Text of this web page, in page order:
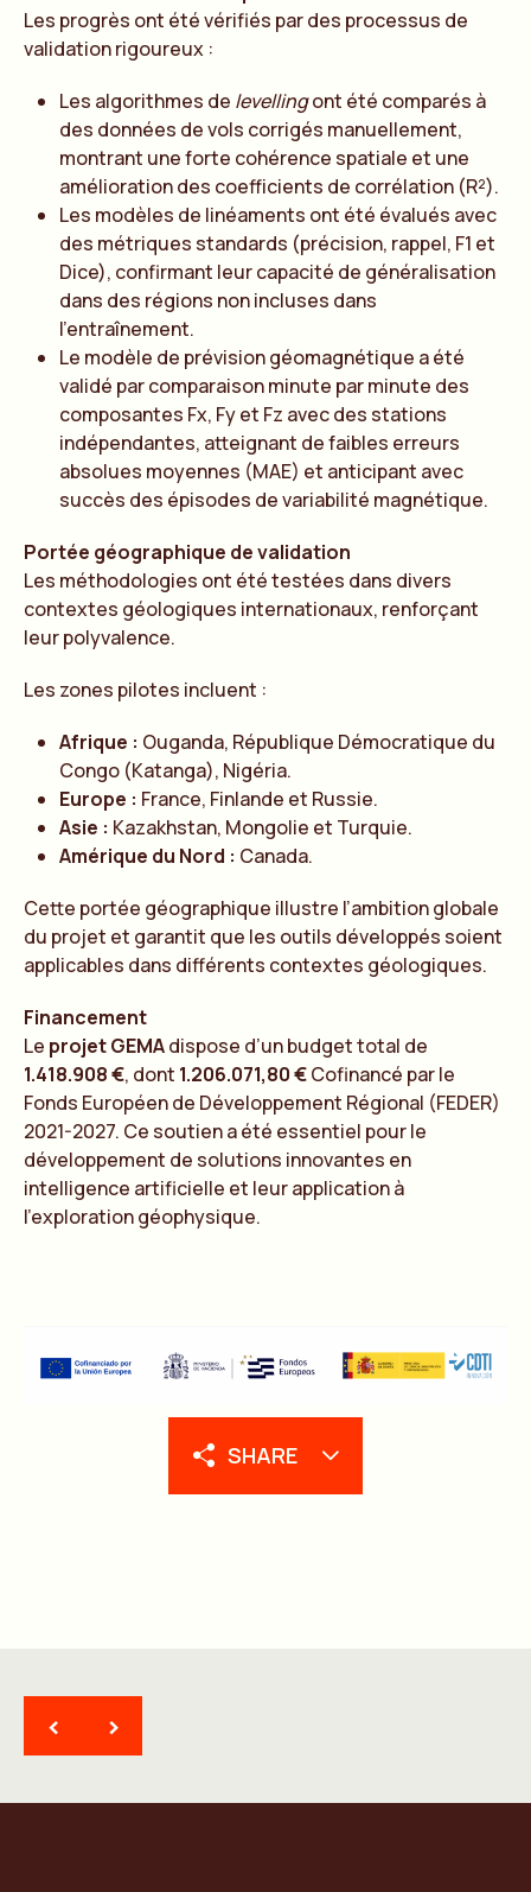
SHARE
Les progrès ont été vérifiés par des processus de
validation rigoureux :
Les algorithmes de levellingont été comparés à
des données de vols corrigés manuellement,
montrant une forte cohérence spatiale et une
amélioration des coefficients de corrélation (R²).
Les modèles de linéaments ont été évalués avec
des métriques standards (précision, rappel, F1 et
Dice), confirmant leur capacité de généralisation
dans des régions non incluses dans
l’entraînement.
Le modèle de prévision géomagnétique a été
validé par comparaison minute par minute des
composantes Fx, Fy et Fz avec des stations
indépendantes, atteignant de faibles erreurs
absolues moyennes (MAE) et anticipant avec
succès des épisodes de variabilité magnétique.
Portée géographique de validation
Les méthodologies ont été testées dans divers
contextes géologiques internationaux, renforçant
leur polyvalence.
Les zones pilotes incluent :
Afrique : Ouganda, République Démocratique du
Congo (Katanga), Nigéria.
Europe : France, Finlande et Russie.
Asie : Kazakhstan, Mongolie et Turquie.
Amérique du Nord : Canada.
Cette portée géographique illustre l’ambition globale
du projet et garantit que les outils développés soient
applicables dans différents contextes géologiques.
Financement
Le projet GEMAdispose d’un budget total de
1.418.908 €, dont 1.206.071,80 €Cofinancé par le
Fonds Européen de Développement Régional (FEDER)
2021-2027. Ce soutien a été essentiel pour le
développement de solutions innovantes en
intelligence artificielle et leur application à
l’exploration géophysique.
< >